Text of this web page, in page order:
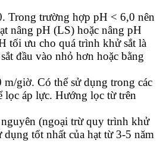
Trong trường hợp pH < 6,0 nên
nâng pH (LS) hoặc nâng pH
tối ưu cho quá trình khử sắt là
đầu vào nhỏ hơn hoặc bằng
giờ. Có thể sử dụng trong các
lọc áp lực. Hướng lọc từ trên
(ngoại trừ quy trình khử
tốt nhất của hạt từ 3-5 năm